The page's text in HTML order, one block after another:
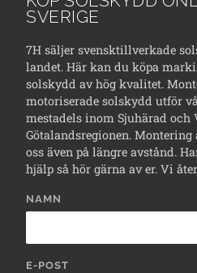
SVERIGE
7H säljer svensktillverkade
landet. Här kan du köpa
solskydd av hög kvalitet.
motoriserade solskydd utför
mestadels inom Sjuhärad och
Götalandsregionen.
oss även på längre avstånd.
hjälp så hör gärna av er. Vi
NAMN
E-POST